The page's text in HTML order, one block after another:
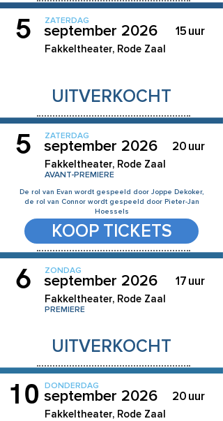
5 september 2026
ZATERDAG
15uur
Fakkeltheater, Rode Zaal
UITVERKOCHT
5 september 2026
ZATERDAG
20uur
Fakkeltheater, Rode Zaal
AVANT-PREMIERE
De rol van Evan wordt gespeeld door Joppe Dekoker,
de rol van Connor wordt gespeeld door Pieter-Jan
Hoessels
KOOP TICKETS
6 september 2026
ZONDAG
17uur
Fakkeltheater, Rode Zaal
PREMIERE
UITVERKOCHT
10 september 2026
DONDERDAG
20uur
Fakkeltheater, Rode Zaal